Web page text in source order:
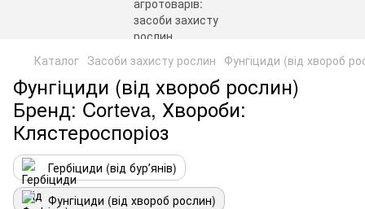
Каталог Засоби захисту рослин Фунгіциди (від хвороб
Фунгіциди (від хвороб рослин)
Бренд: Corteva, Хвороби:
Клястероспоріоз
Гербіциди (від бурʼянів)
Фунгіциди (від хвороб рослин)